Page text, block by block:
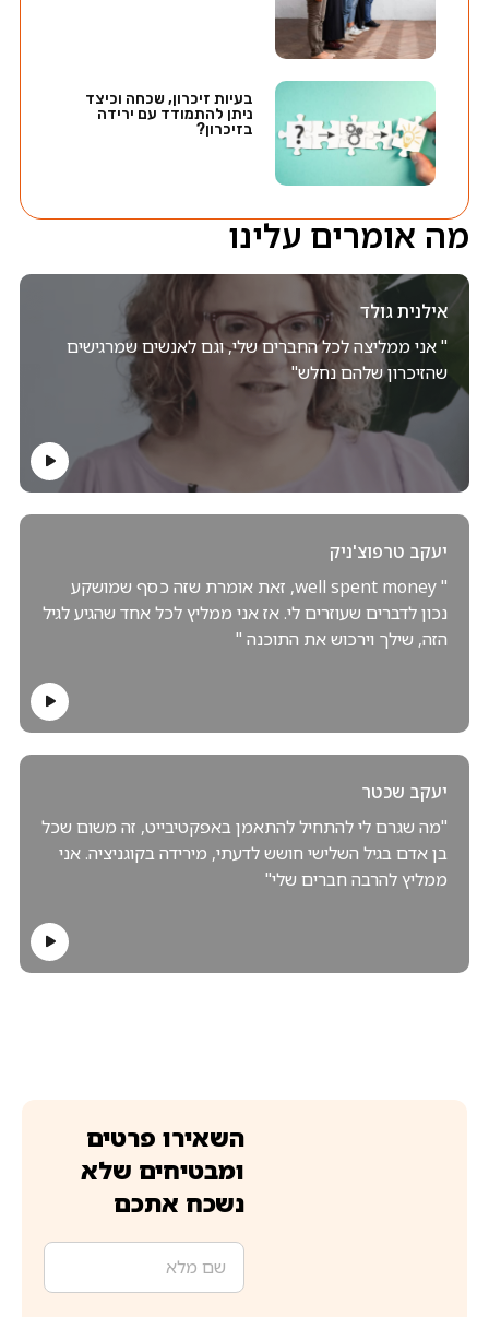
בעיות זיכרון, שכחה וכיצד
ניתן להתמודד עם ירידה
בזיכרון?
מה אומרים עלינו
אילנית גולד
" אני ממליצה לכל החברים שלי, וגם לאנשים שמרגישים
שהזיכרון שלהם נחלש"
יעקב טרפוצ'ניק
" well spent money, זאת אומרת שזה כסף שמושקע
נכון לדברים שעוזרים לי. אז אני ממליץ לכל אחד שהגיע לגיל
הזה, שילך וירכוש את התוכנה "
יעקב שכטר
"מה שגרם לי להתחיל להתאמן באפקטיבייט, זה משום שכל
בן אדם בגיל השלישי חושש לדעתי, מירידה בקוגניציה. אני
ממליץ להרבה חברים שלי"
השאירו פרטים
ומבטיחים שלא
נשכח אתכם